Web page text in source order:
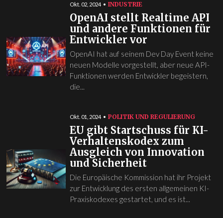
Okt. 02, 2024 INDUSTRIE
OpenAI stellt Realtime API
und andere Funktionen für
Entwickler vor
OpenAI hat auf seinem Dev Day Event keine
neuen Modelle vorgestellt, aber neue API-
Funktionen werden Entwickler begeistern,
die...
Okt. 01, 2024 POLITIK UND REGULIERUNG
EU gibt Startschuss für KI-
Verhaltenskodex zum
Ausgleich von Innovation
und Sicherheit
Die Europäische Kommission hat ihr Projekt
zur Entwicklung des ersten allgemeinen KI-
Praxiskodexes gestartet, und es ist...